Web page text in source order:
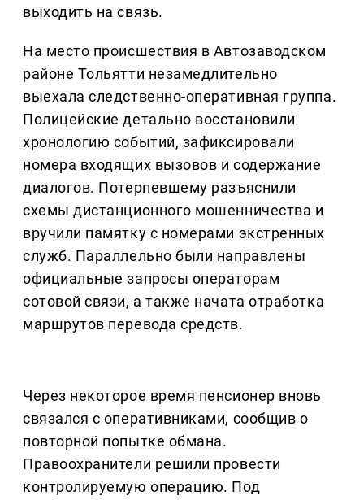
выходить на связь.
На место происшествия в Автозаводском
районе Тольятти незамедлительно
выехала следственно-оперативная группа.
Полицейские детально восстановили
хронологию событий, зафиксировали
номера входящих вызовов и содержание
диалогов. Потерпевшему разъяснили
схемы дистанционного мошенничества и
вручили памятку с номерами экстренных
служб. Параллельно были направлены
официальные запросы операторам
сотовой связи, а также начата отработка
маршрутов перевода средств.
Через некоторое время пенсионер вновь
связался с оперативниками, сообщив о
повторной попытке обмана.
Правоохранители решили провести
контролируемую операцию. Под